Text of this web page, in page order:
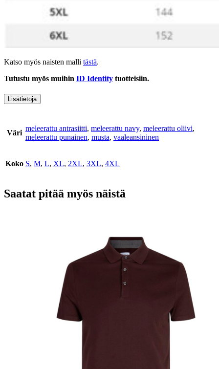
Katso myös naisten malli tästä.
Tutustu myös muihin ID Identity tuotteisiin.
Lisätietoja
Väri
meleerattu antrasiitti, meleerattu navy, meleerattu oliivi,
meleerattu punainen, musta, vaaleansininen
Koko S, M, L, XL, 2XL, 3XL, 4XL
Saatat pitää myös näistä